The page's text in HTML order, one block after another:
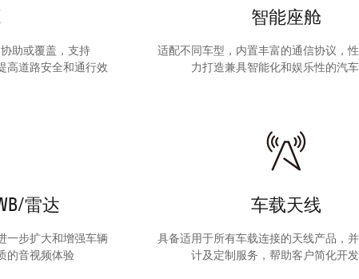
助或覆盖，支持
提高道路安全和通行效
智能座舱
适配不同车型，内置丰富的通信协议，性
力打造兼具智能化和娱乐性的汽
雷达
进一步扩大和增强车辆
质的音视频体验
车载天线
具备适用于所有车载连接的天线产品，
计及定制服务，帮助客户简化开